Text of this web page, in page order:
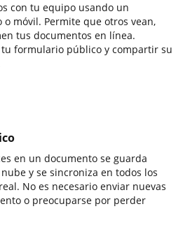
con tu equipo usando un
móvil. Permite que otros vean,
tus documentos en línea.
formulario público y compartir su
en un documento se guarda
y se sincroniza en todos los
No es necesario enviar nuevas
o preocuparse por perder